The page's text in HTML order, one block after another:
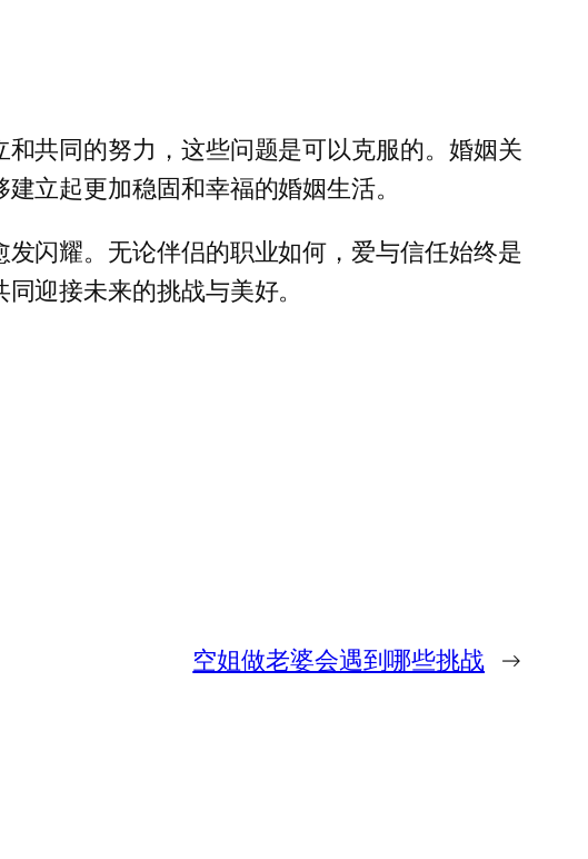
共同的努力，这些问题是可以克服的。婚姻关
立起更加稳固和幸福的婚姻生活。
闪耀。无论伴侣的职业如何，爱与信任始终是
迎接未来的挑战与美好。
空姐做老婆会遇到哪些挑战 →